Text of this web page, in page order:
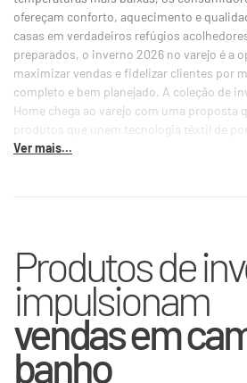
ofereçam conforto, aquecimento e
casas em verdadeiros refúgios
preparados, o inverno 2026 no varejo é a
maximizar vendas e fidelizar clientes por
completo e bem planejado. A coleção de
Home chega ao varejo com uma proposta
produtos que unem tecnologia têxtil de
Ver mais...
Produtos de
impulsionam
vendas em
banho